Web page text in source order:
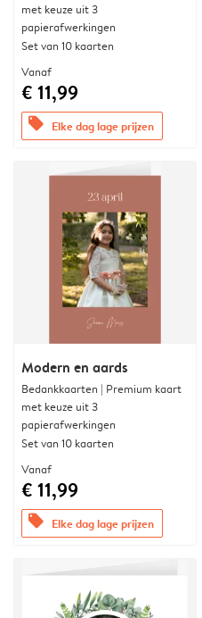
met keuze uit 3
papierafwerkingen
Set van 10 kaarten
Vanaf
€ 11,99
offers Elke dag lage prijzen
Modern en aards
Bedankkaarten | Premium kaart
met keuze uit 3
papierafwerkingen
Set van 10 kaarten
Vanaf
€ 11,99
offers Elke dag lage prijzen